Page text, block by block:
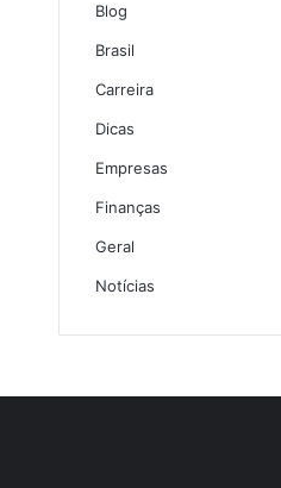
Blog
Brasil
Carreira
Dicas
Empresas
Finanças
Geral
Notícias